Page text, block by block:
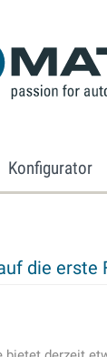
Konfigurator
die